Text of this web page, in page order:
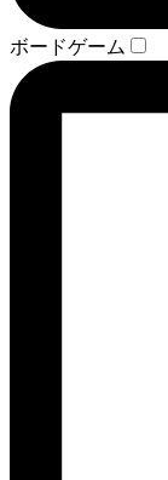
ボードゲーム